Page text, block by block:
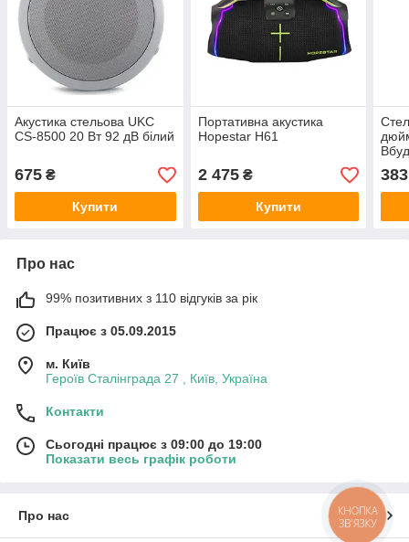
Акустика стельова UKC
CS-8500 20 Вт 92 дВ білий
675 ₴
Купити
Портативна акустика
Hopestar H61
2 475₴
Купити
383
Про нас
99% позитивних з 110 відгуків за рік
Працює з 05.09.2015
м. Київ
Героїв Сталінграда 27 , Київ, Україна
Контакти
Сьогодні працює з 09:00 до 19:00
Показати весь графік роботи
Про нас
КНОПКА
ЗВ'ЯЗКУ